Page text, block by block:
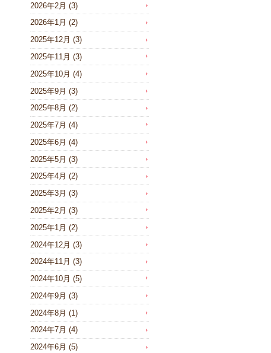
2026年2月 (3)
2026年1月 (2)
2025年12月 (3)
2025年11月 (3)
2025年10月 (4)
2025年9月 (3)
2025年8月 (2)
2025年7月 (4)
2025年6月 (4)
2025年5月 (3)
2025年4月 (2)
2025年3月 (3)
2025年2月 (3)
2025年1月 (2)
2024年12月 (3)
2024年11月 (3)
2024年10月 (5)
2024年9月 (3)
2024年8月 (1)
2024年7月 (4)
2024年6月 (5)